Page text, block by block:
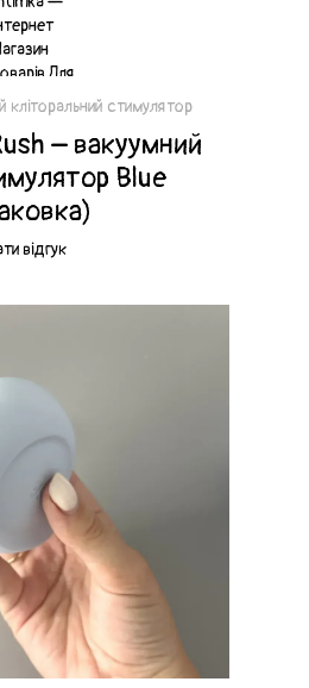
кліторальний стимулятор
– вакуумний
Blue
відгук